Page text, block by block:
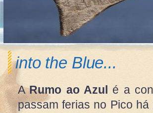
into the Blue...
ARumo ao Azul é a
passam ferias no Pico